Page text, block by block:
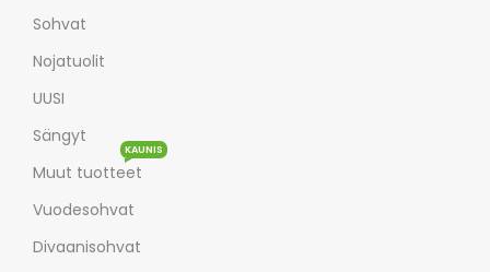
Sohvat
Nojatuolit
UUSI
Sängyt
Muut tuotteet
KAUNIS
Vuodesohvat
Divaanisohvat